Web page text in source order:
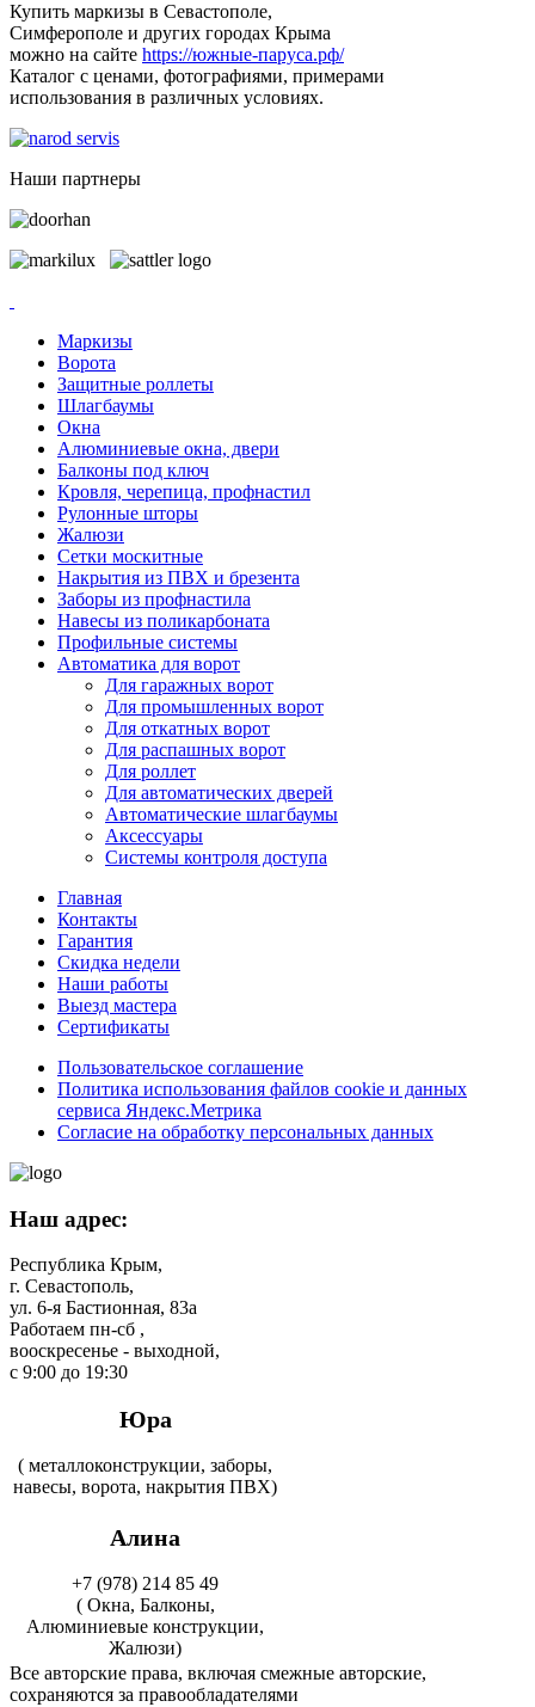
Купить маркизы в Севастополе,
Симферополе и других городах Крыма
можно на сайте https://южные-паруса.рф/
Каталог с ценами, фотографиями, примерами
использования в различных условиях.
Наши партнеры
Маркизы
Ворота
Защитные роллеты
Шлагбаумы
Окна
Алюминиевые окна, двери
Балконы под ключ
Кровля, черепица, профнастил
Рулонные шторы
Жалюзи
Сетки москитные
Накрытия из ПВХ и брезента
Заборы из профнастила
Навесы из поликарбоната
Профильные системы
Автоматика для ворот
Для гаражных ворот
Для промышленных ворот
Для откатных ворот
Для распашных ворот
Для роллет
Для автоматических дверей
Автоматические шлагбаумы
Аксессуары
Системы контроля доступа
Главная
Контакты
Гарантия
Скидка недели
Наши работы
Выезд мастера
Сертификаты
Пользовательское соглашение
Политика использования файлов cookie и данных
сервиса Яндекс.Метрика
Согласие на обработку персональных данных
Наш адрес:
Республика Крым,
г. Севастополь,
ул. 6-я Бастионная, 83а
Работаем пн-сб ,
вооскресенье - выходной,
с 9:00 до 19:30
Юра
( металлоконструкции, заборы,
навесы, ворота, накрытия ПВХ)
Алина
+7 (978) 214 85 49
( Окна, Балконы,
Алюминиевые конструкции,
Жалюзи)
Все авторские права, включая смежные авторские,
сохраняются за правообладателями